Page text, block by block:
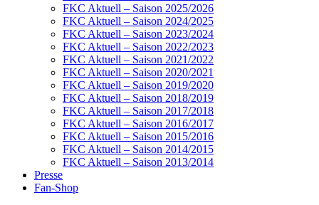
FKC Aktuell – Saison 2025/2026
FKC Aktuell – Saison 2024/2025
FKC Aktuell – Saison 2023/2024
FKC Aktuell – Saison 2022/2023
FKC Aktuell – Saison 2021/2022
FKC Aktuell – Saison 2020/2021
FKC Aktuell – Saison 2019/2020
FKC Aktuell – Saison 2018/2019
FKC Aktuell – Saison 2017/2018
FKC Aktuell – Saison 2016/2017
FKC Aktuell – Saison 2015/2016
FKC Aktuell – Saison 2014/2015
FKC Aktuell – Saison 2013/2014
Presse
Fan-Shop